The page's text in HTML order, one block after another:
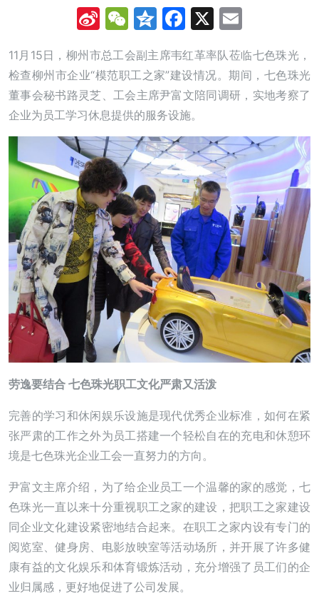
SinaWeChat
Qzone
Facebook
X
11月15日，柳州市总工会副主席韦红革率队莅临七色珠光，
检查柳州市企业“模范职工之家”建设情况。期间，七色珠光
董事会秘书路灵芝、工会主席尹富文陪同调研，实地考察了
企业为员工学习休息提供的服务设施。
劳逸要结合 七色珠光职工文化严肃又活泼
完善的学习和休闲娱乐设施是现代优秀企业标准，如何在紧
张严肃的工作之外为员工搭建一个轻松自在的充电和休憩环
境是七色珠光企业工会一直努力的方向。
尹富文主席介绍，为了给企业员工一个温馨的家的感觉，七
色珠光一直以来十分重视职工之家的建设，把职工之家建设
同企业文化建设紧密地结合起来。在职工之家内设有专门的
阅览室、健身房、电影放映室等活动场所，并开展了许多健
康有益的文化娱乐和体育锻炼活动，充分增强了员工们的企
业归属感，更好地促进了公司发展。